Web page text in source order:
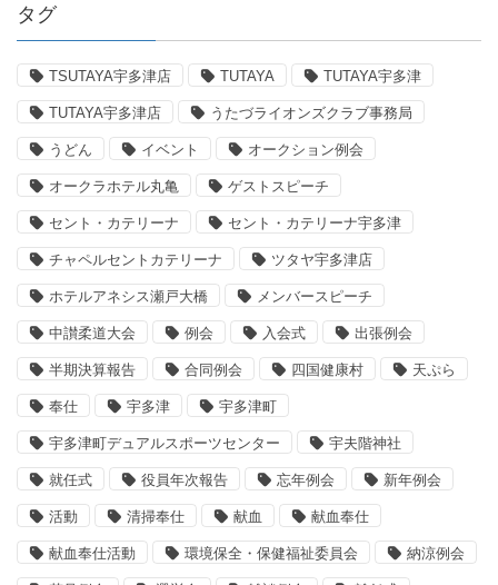
タグ
TSUTAYA宇多津店 TUTAYA TUTAYA宇多津
TUTAYA宇多津店 うたづライオンズクラブ事務局
うどん イベント オークション例会
オークラホテル丸亀 ゲストスピーチ
セント・カテリーナ セント・カテリーナ宇多津
チャペルセントカテリーナ ツタヤ宇多津店
ホテルアネシス瀬戸大橋 メンバースピーチ
中讃柔道大会 例会 入会式 出張例会
半期決算報告 合同例会 四国健康村 天ぷら
奉仕 宇多津 宇多津町
宇多津町デュアルスポーツセンター 宇夫階神社
就任式 役員年次報告 忘年例会 新年例会
活動 清掃奉仕 献血 献血奉仕
献血奉仕活動 環境保全・保健福祉委員会 納涼例会